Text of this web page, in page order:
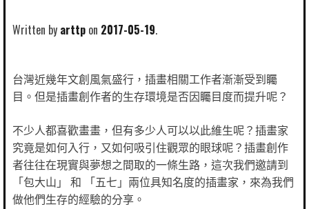
Written by arttp 2017-05-19
台灣近幾年文創風氣盛行，插畫相關工作者漸漸受到矚
目。但是插畫創作者的生存環境是否因矚目度而提升呢？
不少人都喜歡畫畫，但有多少人可以以此維生呢？插畫家
究竟是如何入行，又如何吸引住觀眾的眼球呢？插畫創作
者往往在現實與夢想之間取的一條生路，這次我們邀請到
「包大山」 和 「五七」兩位具知名度的插畫家，來為我們
做他們生存的經驗的分享。